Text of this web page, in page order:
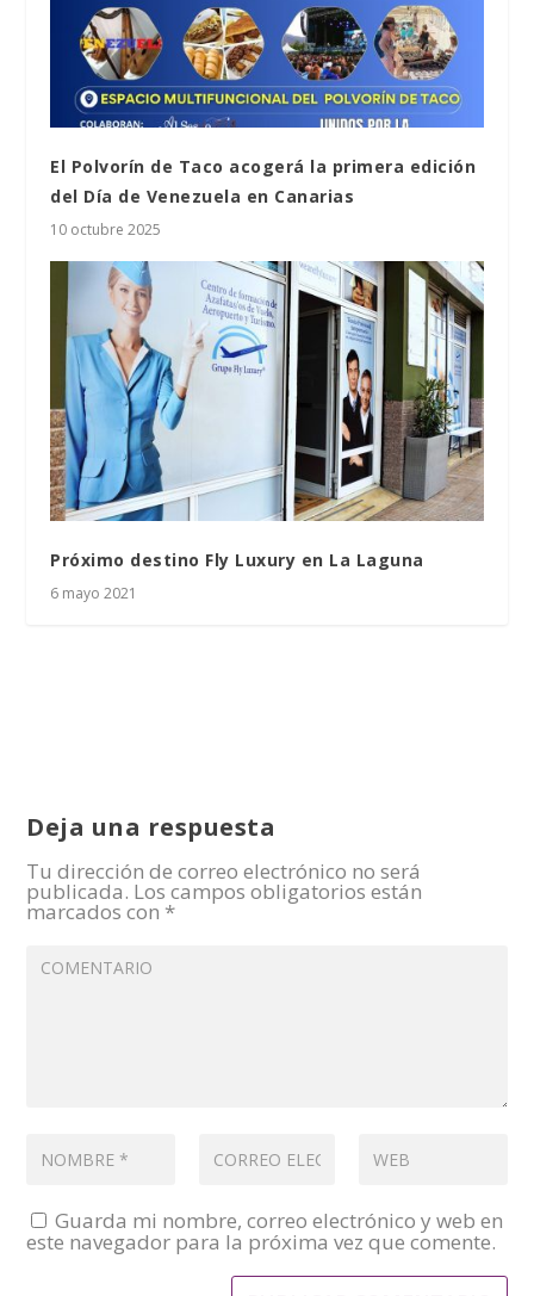
El Polvorín de Taco acogerá la primera edición
del Día de Venezuela en Canarias
10 octubre 2025
Próximo destino Fly Luxury en La Laguna
6 mayo 2021
Deja una respuesta
Tu dirección de correo electrónico no será
publicada. Los campos obligatorios están
marcados con *
Guarda mi nombre, correo electrónico y web en
este navegador para la próxima vez que comente.